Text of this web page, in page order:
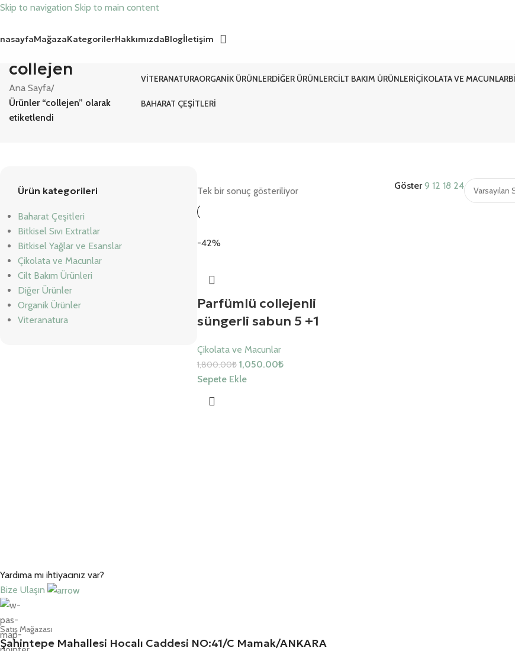
Skip to navigation Skip to main content
MağazaKategorilerHakkımızdaBlogİletişim
collejen
Ana Sayfa/
Ürünler “collejen” olarak
etiketlendi
VITERANATURAORGANIK ÜRÜNLERDIĞER ÜRÜNLERCILT BAKIM ÜRÜNLERIÇIKOLATA VE MACUNLAR
BAHARAT ÇEŞITLERI
Ürün kategorileri
Baharat Çeşitleri
Bitkisel Sıvı Extratlar
Bitkisel Yağlar ve Esanslar
Çikolata ve Macunlar
Cilt Bakım Ürünleri
Diğer Ürünler
Organik Ürünler
Viteranatura
Tek bir sonuç gösteriliyor Göster9 12 18 24
-42%
Parfümlü collejenli
süngerli sabun 5 +1
Çikolata ve Macunlar
1,800.00₺ 1,050.00₺
Sepete Ekle
Yardıma mı ihtiyacınız var?
Bize Ulaşın
Satış Mağazası
Şahintepe Mahallesi Hocalı Caddesi NO:41/C Mamak/ANKARA